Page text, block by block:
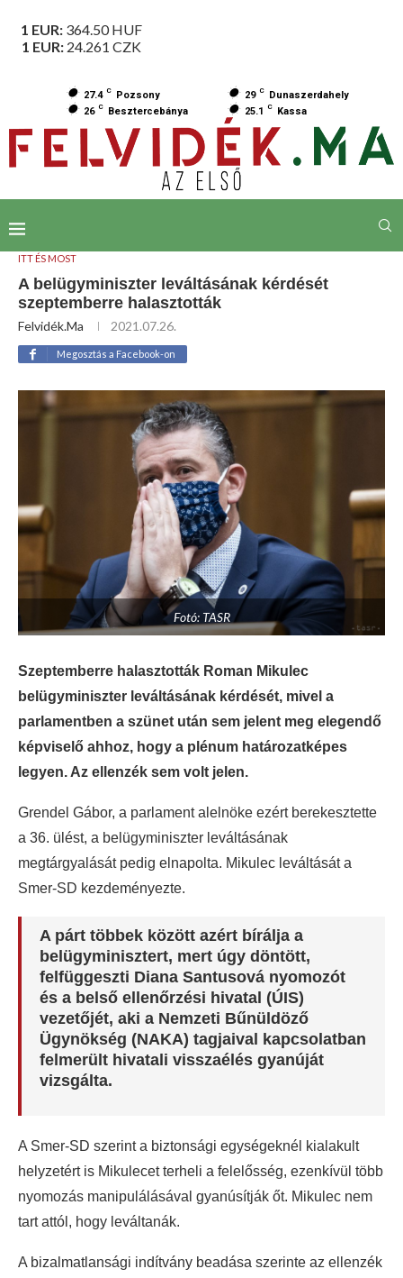
1 EUR: 364.50HUF
1 EUR: 24.261 CZK
27.4 C Pozsony 29 C
Dunaszerdahely
26 C Besztercebánya 25.1 C Kassa
ITT ÉS MOST
A belügyminiszter leváltásának kérdését
szeptemberre halasztották
Felvidék.ma 2021.07.26.
Megosztás a Facebook-on
Fotó: TASR
Szeptemberre halasztották Roman Mikulec
belügyminiszter leváltásának kérdését, mivel a
parlamentben a szünet után sem jelent meg elegendő
képviselő ahhoz, hogy a plénum határozatképes
legyen. Az ellenzék sem volt jelen.
Grendel Gábor, a parlament alelnöke ezért berekesztette
a 36. ülést, a belügyminiszter leváltásának
megtárgyalását pedig elnapolta. Mikulec leváltását a
Smer-SD kezdeményezte.
A párt többek között azért bírálja a
belügyminisztert, mert úgy döntött,
felfüggeszti Diana Santusová nyomozót
és a belső ellenőrzési hivatal (ÚIS)
vezetőjét, aki a Nemzeti Bűnüldöző
Ügynökség (NAKA) tagjaival kapcsolatban
felmerült hivatali visszaélés gyanúját
vizsgálta.
A Smer-SD szerint a biztonsági egységeknél kialakult
helyzetért is Mikulecet terheli a felelősség, ezenkívül több
nyomozás manipulálásával gyanúsítják őt. Mikulec nem
tart attól, hogy leváltanák.
A bizalmatlansági indítvány beadása szerinte az ellenzék